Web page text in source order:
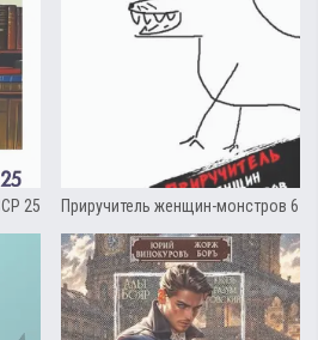
25 Приручитель женщин-монстров 6